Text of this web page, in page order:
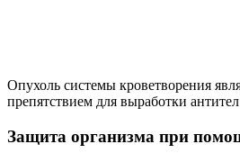
Опухоль системы кроветворения
препятствием для выработки антител
Защита организма при